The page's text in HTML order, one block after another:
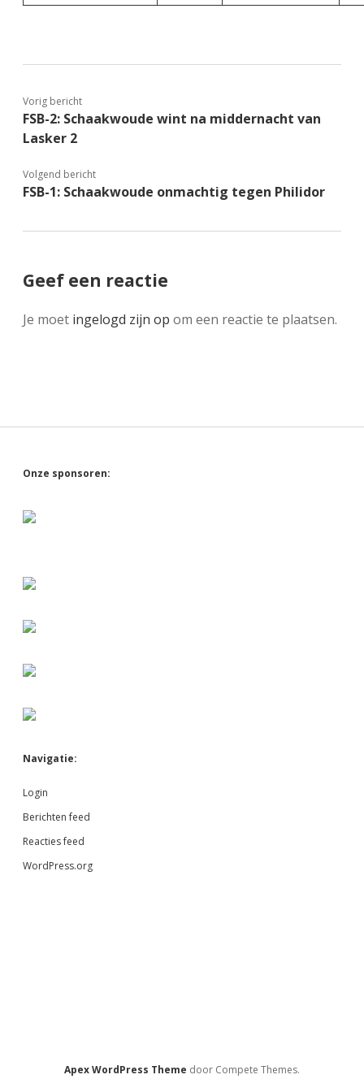
Vorig bericht
FSB-2: Schaakwoude wint na middernacht van
Lasker 2
Volgend bericht
FSB-1: Schaakwoude onmachtig tegen Philidor
Geef een reactie
Je moet ingelogd zijn op om een reactie te plaatsen.
Sidebar
Onze sponsoren:
Navigatie:
Login
Berichten feed
Reacties feed
WordPress.org
Apex WordPress Theme door Compete Themes.